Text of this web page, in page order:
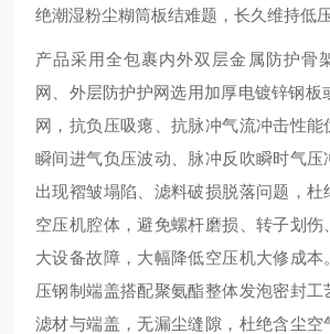
绝潮湿粉尘糊筒板结难题，长久维持低
产品采用全包裹内外双层金属防护骨
网、外层防护护网选用加厚电镀锌钢板
网，抗负压吸瘪、抗脉冲气流冲击性能
瞬间进气负压波动、脉冲反吹瞬时气压
出现褶皱塌陷、滤料破损脱落问题，杜
空压机腔体，避免螺杆磨损、转子划伤
大设备故障，大幅降低空压机大修成本
压钢制端盖搭配聚氨酯整体发泡密封工
滤材与端盖，无漏尘缝隙，杜绝含尘空